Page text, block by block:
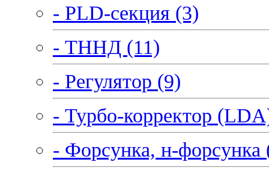
- PLD-секция (3)
- ТННД (11)
- Регулятор (9)
- Турбо-корректор
- Форсунка, н-форсунка